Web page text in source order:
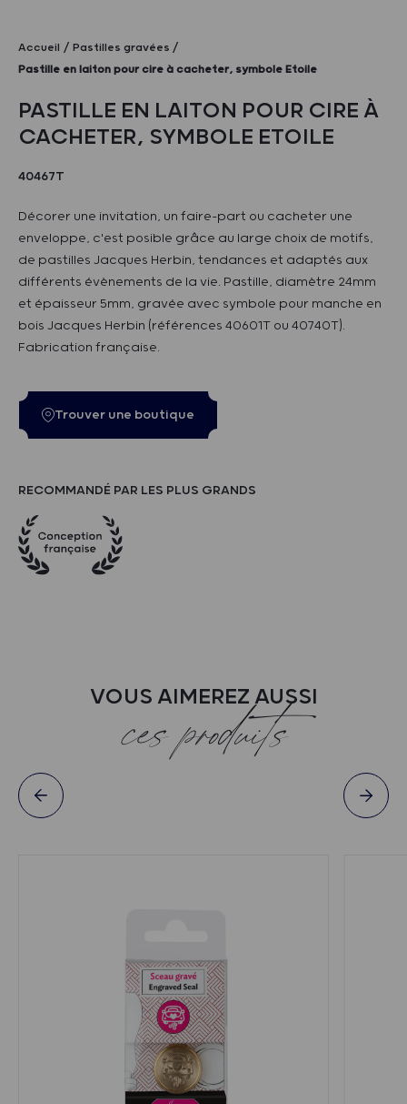
Accueil
Pastilles gravées
Pastille en laiton pour cire à cacheter, symbole Etoile
PASTILLE EN LAITON POUR CIRE À
CACHETER, SYMBOLE ETOILE
40467T
Décorer une invitation, un faire-part ou cacheter une
enveloppe, c'est posible grâce au large choix de motifs,
de pastilles Jacques Herbin, tendances et adaptés aux
différents évènements de la vie. Pastille, diamètre 24mm
et épaisseur 5mm, gravée avec symbole pour manche en
bois Jacques Herbin (références 40601T ou 40740T).
Fabrication française.
Trouver une boutique
RECOMMANDÉ PAR LES PLUS GRANDS
VOUS AIMEREZ AUSSI
ces produits